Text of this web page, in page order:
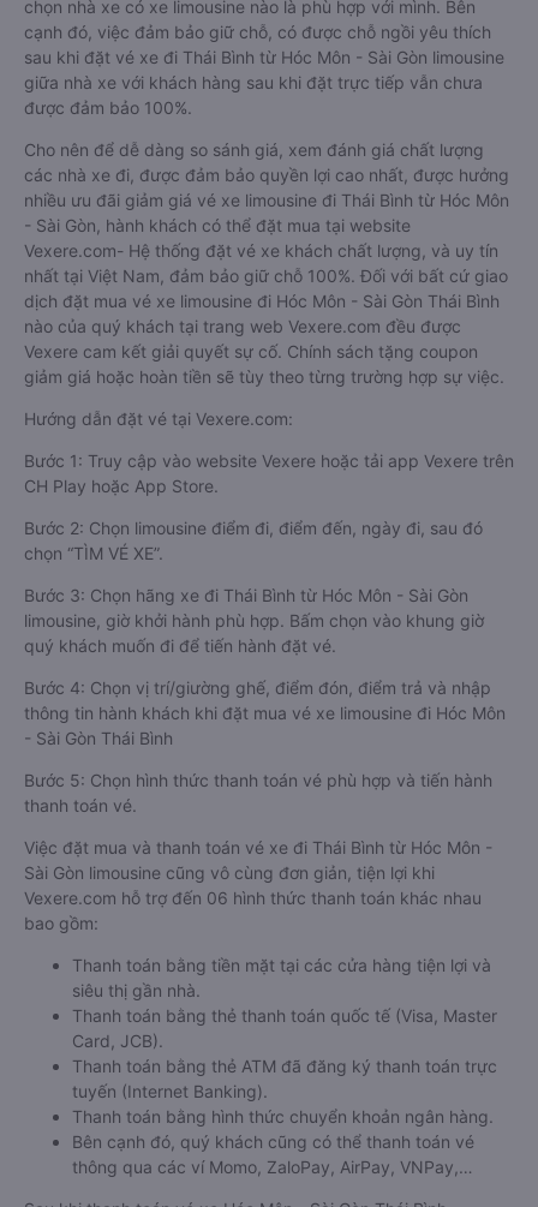
chọn nhà xe có xe limousine nào là phù hợp với mình. Bên
cạnh đó, việc đảm bảo giữ chỗ, có được chỗ ngồi yêu thích
sau khi đặt vé xe đi Thái Bình từ Hóc Môn - Sài Gòn limousine
giữa nhà xe với khách hàng sau khi đặt trực tiếp vẫn chưa
được đảm bảo 100%.
Cho nên để dễ dàng so sánh giá, xem đánh giá chất lượng
các nhà xe đi, được đảm bảo quyền lợi cao nhất, được hưởng
nhiều ưu đãi giảm giá vé xe limousine đi Thái Bình từ Hóc Môn
- Sài Gòn, hành khách có thể đặt mua tại website
Vexere.com- Hệ thống đặt vé xe khách chất lượng, và uy tín
nhất tại Việt Nam, đảm bảo giữ chỗ 100%. Đối với bất cứ giao
dịch đặt mua vé xe limousine đi Hóc Môn - Sài Gòn Thái Bình
nào của quý khách tại trang web Vexere.com đều được
Vexere cam kết giải quyết sự cố. Chính sách tặng coupon
giảm giá hoặc hoàn tiền sẽ tùy theo từng trường hợp sự việc.
Hướng dẫn đặt vé tại Vexere.com:
Bước 1: Truy cập vào website Vexere hoặc tải app Vexere trên
CH Play hoặc App Store.
Bước 2: Chọn limousine điểm đi, điểm đến, ngày đi, sau đó
chọn “TÌM VÉ XE”.
Bước 3: Chọn hãng xe đi Thái Bình từ Hóc Môn - Sài Gòn
limousine, giờ khởi hành phù hợp. Bấm chọn vào khung giờ
quý khách muốn đi để tiến hành đặt vé.
Bước 4: Chọn vị trí/giường ghế, điểm đón, điểm trả và nhập
thông tin hành khách khi đặt mua vé xe limousine đi Hóc Môn
- Sài Gòn Thái Bình
Bước 5: Chọn hình thức thanh toán vé phù hợp và tiến hành
thanh toán vé.
Việc đặt mua và thanh toán vé xe đi Thái Bình từ Hóc Môn -
Sài Gòn limousine cũng vô cùng đơn giản, tiện lợi khi
Vexere.com hỗ trợ đến 06 hình thức thanh toán khác nhau
bao gồm:
Thanh toán bằng tiền mặt tại các cửa hàng tiện lợi và
siêu thị gần nhà.
Thanh toán bằng thẻ thanh toán quốc tế (Visa, Master
Card, JCB).
Thanh toán bằng thẻ ATM đã đăng ký thanh toán trực
tuyến (Internet Banking).
Thanh toán bằng hình thức chuyển khoản ngân hàng.
Bên cạnh đó, quý khách cũng có thể thanh toán vé
thông qua các ví Momo, ZaloPay, AirPay, VNPay,…